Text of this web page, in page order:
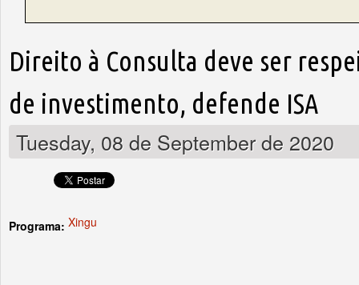
Direito à Consulta deve ser
de investimento, defende ISA
Tuesday, 08 de September de 2020
Programa: Xingu